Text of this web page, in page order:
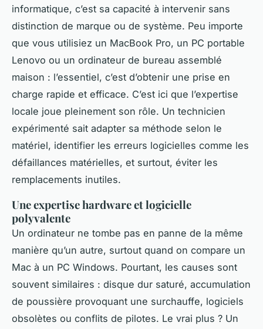
informatique, c’est sa capacité à intervenir sans
distinction de marque ou de système. Peu importe
que vous utilisiez un MacBook Pro, un PC portable
Lenovo ou un ordinateur de bureau assemblé
maison : l’essentiel, c’est d’obtenir une prise en
charge rapide et efficace. C’est ici que l’expertise
locale joue pleinement son rôle. Un technicien
expérimenté sait adapter sa méthode selon le
matériel, identifier les erreurs logicielles comme les
défaillances matérielles, et surtout, éviter les
remplacements inutiles.
Une expertise hardware et logicielle
polyvalente
Un ordinateur ne tombe pas en panne de la même
manière qu’un autre, surtout quand on compare un
Mac à un PC Windows. Pourtant, les causes sont
souvent similaires : disque dur saturé, accumulation
de poussière provoquant une surchauffe, logiciels
obsolètes ou conflits de pilotes. Le vrai plus ? Un